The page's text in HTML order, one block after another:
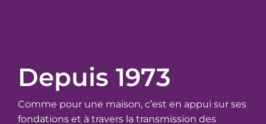
Depuis 1973
Comme pour une maison, c’est en appui sur ses
fondations et à travers la transmission des